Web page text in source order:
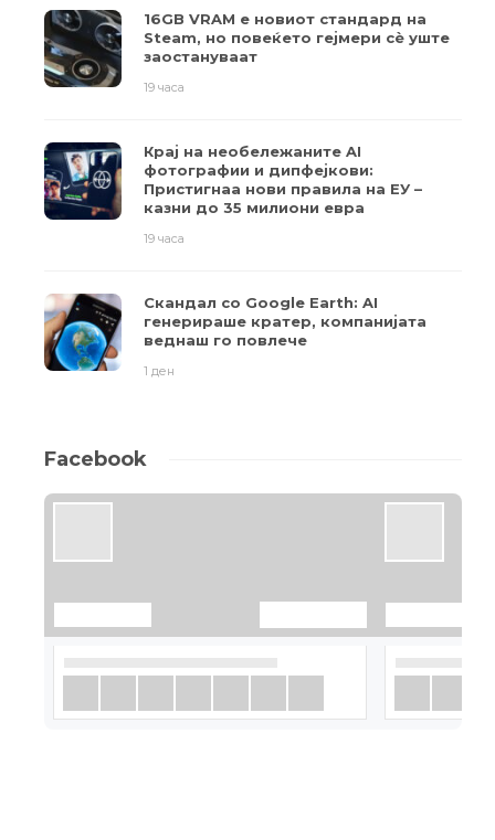
16GB VRAM е новиот стандард на
Steam, но повеќето гејмери ​​сè уште
заостануваат
19 часа
Крај на необележаните AI
фотографии и дипфејкови:
Пристигнаа нови правила на ЕУ –
казни до 35 милиони евра
19 часа
Скандал со Google Earth: AI
генерираше кратер, компанијата
веднаш го повлече
1 ден
Facebook